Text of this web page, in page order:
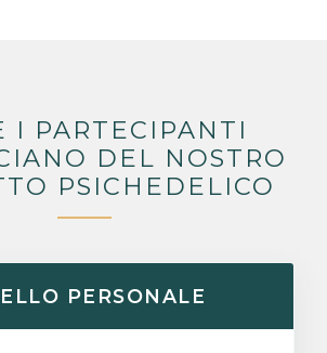
I PARTECIPANTI
DEL NOSTRO
PSICHEDELICO
PERSONALE